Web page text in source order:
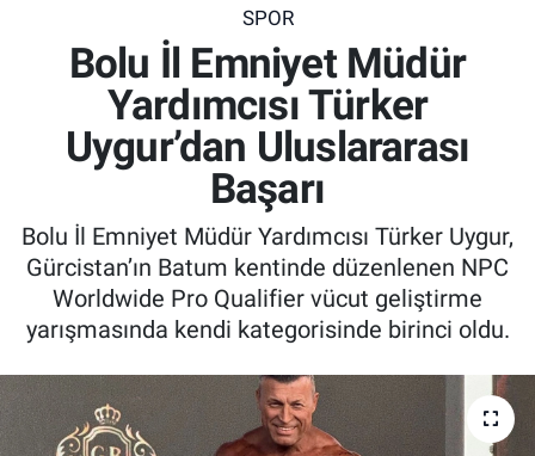
SPOR
Bolu İl Emniyet Müdür
Yardımcısı Türker
Uygur’dan Uluslararası
Başarı
Bolu İl Emniyet Müdür Yardımcısı Türker Uygur,
Gürcistan’ın Batum kentinde düzenlenen NPC
Worldwide Pro Qualifier vücut geliştirme
yarışmasında kendi kategorisinde birinci oldu.
Ekonomi
Güncel
Kadın & Aile
Kültür & Sanat
Sağlık
Siyaset
Son Dakika Haberleri
Haber Arşivi